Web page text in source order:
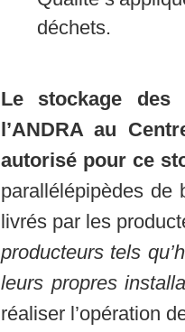
déchets.
Le stockage des
l’ANDRA au
autorisé pour ce
parallélépipèdes de
livrés par les
producteurs tels
leurs propres
réaliser l’opération